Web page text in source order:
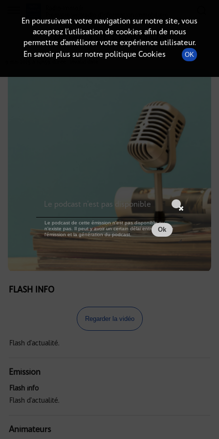
DÉTAILS DE L'ÉMISSION
FLASH INFO
Regarder la vidéo
Flash d'actualité.
Emission
Flash info
Flash d'actualité.
Animateurs
En poursuivant votre navigation sur notre site, vous
acceptez l’utilisation de cookies afin de nous
permettre d’améliorer votre expérience utilisateur.
En savoir plus sur notre politique Cookies
OK
Le podcast n'est pas disponible
Le podcast de cette émission n'est pas disponible ou
n'existe pas. Il peut y avoir un certain délai entre la fin de
l'émission et la génération du podcast.
Ok